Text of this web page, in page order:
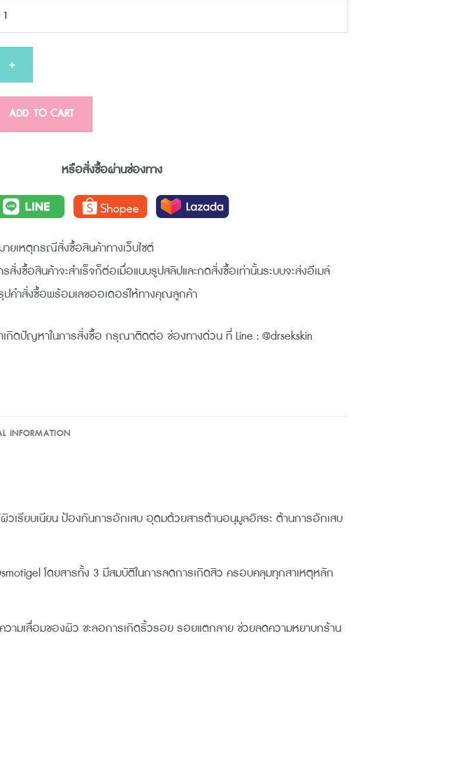
ADD TO CART
หรือสั่งซื้อผ่านช่องทาง
ายเหตุกรณีสั่งซื้อสินค้าทางเว็บไซต์
รสั่งซื้อสินค้าจะสำเร็จก็ต่อเมื่อแนบรูปสลิปและกดสั่งซื้อเท่านั้นระบบจะส่งอีเมล์
ปคำสั่งซื้อพร้อมเลขออเดอร์ให้ทางคุณลูกค้า
เกิดปัญหาในการสั่งซื้อ กรุณาติดต่อ ช่องทางด่วน ที่ Line : @drsekskin
INFORMATION
ห้ผิวเรียบเนียน ป้องกันการอักเสบ อุดมด้วยสารต้านอนุมูลอิสระ ต้านการอักเสบ
โดยสารทั้ง 3 มีสมบัติในการลดการเกิดสิว ครอบคลุมทุกสาเหตุหลัก
ามเสื่อมของผิว ชะลอการเกิดริ้วรอย รอยแตกลาย ช่วยลดความหยาบกร้าน